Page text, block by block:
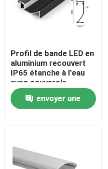
Profil de bande LED en
aluminium recouvert
IP65 étanche à l'eau
avec couvercle
diffuseur
envoyer une